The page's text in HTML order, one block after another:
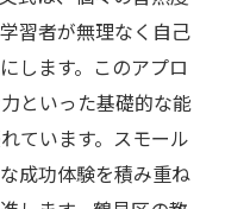
習者が無理なく自己
します。このアプロ
といった基礎的な能
ています。スモール
成功体験を積み重ね